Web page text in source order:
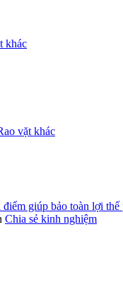
khác
vặt khác
giúp bảo toàn lợi thế
Chia sẻ kinh nghiệm